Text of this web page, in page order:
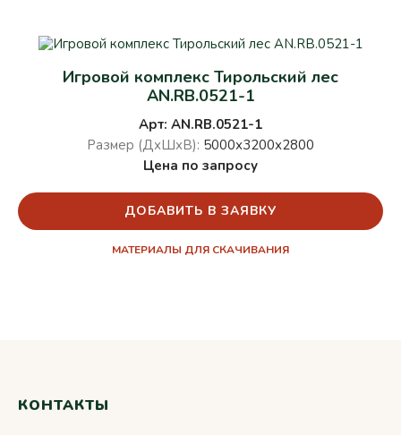
Игровой комплекс Тирольский лес
AN.RB.0521-1
Арт: AN.RB.0521-1
Размер (ДхШхВ): 5000х3200х2800
Цена по запросу
ДОБАВИТЬ В ЗАЯВКУ
МАТЕРИАЛЫ ДЛЯ СКАЧИВАНИЯ
КОНТАКТЫ